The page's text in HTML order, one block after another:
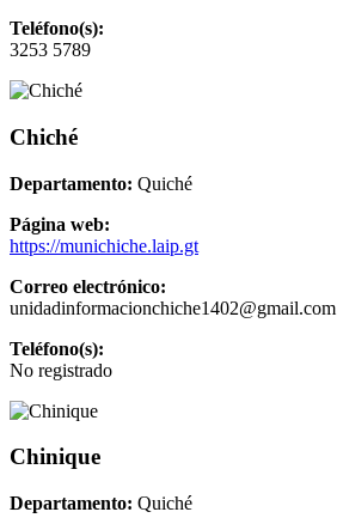
Teléfono(s):
3253 5789
Chiché
Departamento: Quiché
Página web:
https://munichiche.laip.gt
Correo electrónico:
unidadinformacionchiche1402@gmail.com
Teléfono(s):
No registrado
Chinique
Departamento: Quiché